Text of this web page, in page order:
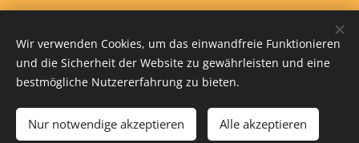
Tel.:+49 (0) 170 381 5888
© by Sylvia Böttcher Cookies
Wir verwenden Cookies, um das einwandfreie Funktionieren
und die Sicherheit der Website zu gewährleisten und eine
bestmögliche Nutzererfahrung zu bieten.
Nur notwendige akzeptieren Alle akzeptieren